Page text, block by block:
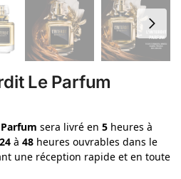
Le Parfum
sera livré en 5 heures à
24 à 48 heures ouvrables dans le
une réception rapide et en toute